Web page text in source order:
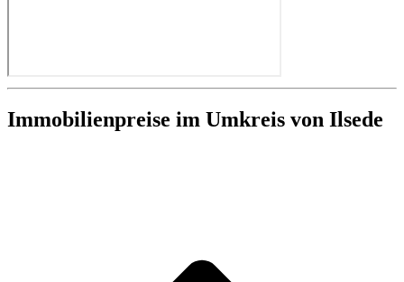
Immobilienpreise im Umkreis von Ilsede